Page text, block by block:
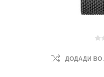
ДОДАДИ ВО